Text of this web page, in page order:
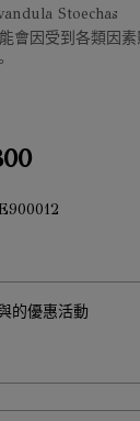
Stoechas
會因受到各類因
的優惠活動